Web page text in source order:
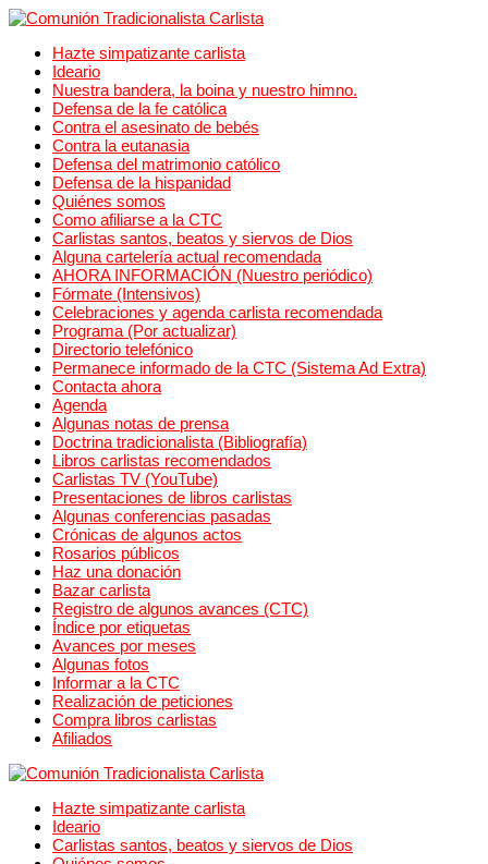
Hazte simpatizante carlista
Ideario
Nuestra bandera, la boina y nuestro himno.
Defensa de la fe católica
Contra el asesinato de bebés
Contra la eutanasia
Defensa del matrimonio católico
Defensa de la hispanidad
Quiénes somos
Como afiliarse a la CTC
Carlistas santos, beatos y siervos de Dios
Alguna cartelería actual recomendada
AHORA INFORMACIÓN (Nuestro periódico)
Fórmate (Intensivos)
Celebraciones y agenda carlista recomendada
Programa (Por actualizar)
Directorio telefónico
Permanece informado de la CTC (Sistema Ad Extra)
Contacta ahora
Agenda
Algunas notas de prensa
Doctrina tradicionalista (Bibliografía)
Libros carlistas recomendados
Carlistas TV (YouTube)
Presentaciones de libros carlistas
Algunas conferencias pasadas
Crónicas de algunos actos
Rosarios públicos
Haz una donación
Bazar carlista
Registro de algunos avances (CTC)
Índice por etiquetas
Avances por meses
Algunas fotos
Informar a la CTC
Realización de peticiones
Compra libros carlistas
Afiliados
Hazte simpatizante carlista
Ideario
Carlistas santos, beatos y siervos de Dios